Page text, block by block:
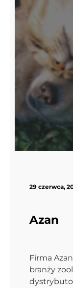
29 czerwca,
Azan
Firma
branży